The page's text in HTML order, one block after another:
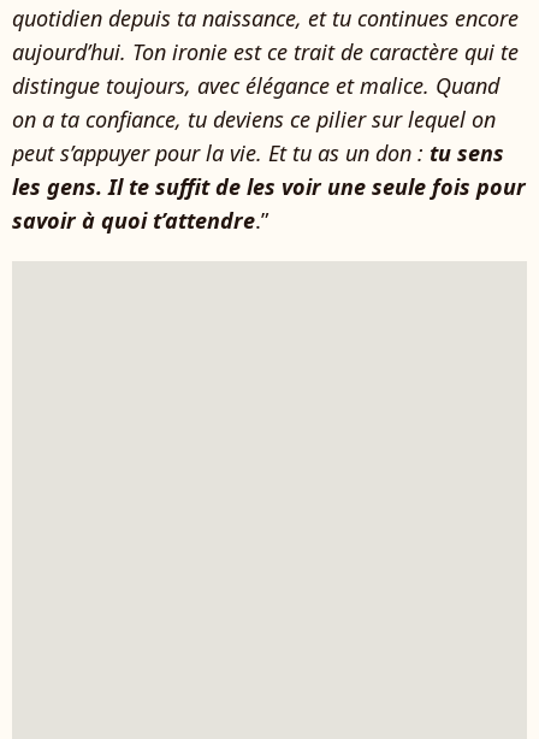
quotidien depuis ta naissance, et tu continues encore
aujourd’hui. Ton ironie est ce trait de caractère qui te
distingue toujours, avec élégance et malice. Quand
on a ta confiance, tu deviens ce pilier sur lequel on
peut s’appuyer pour la vie. Et tu as un don : tu sens
les gens. Il te suffit de les voir une seule fois pour
savoir à quoi t’attendre.”